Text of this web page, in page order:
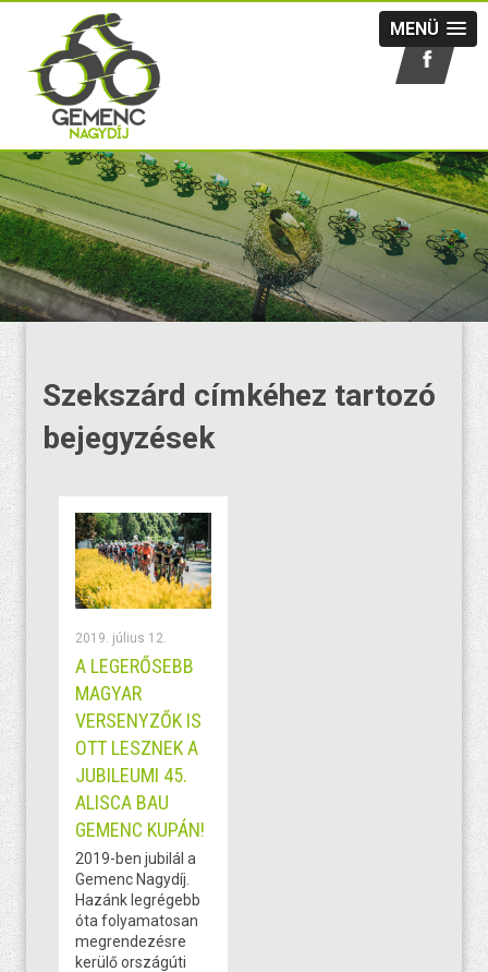
MENÜ
Szekszárd címkéhez tartozó
bejegyzések
2019. július 12.
A LEGERŐSEBB
MAGYAR
VERSENYZŐK IS
OTT LESZNEK A
JUBILEUMI 45.
ALISCA BAU
GEMENC KUPÁN!
2019-ben jubilál a
Gemenc Nagydíj.
Hazánk legrégebb
óta folyamatosan
megrendezésre
kerülő országúti